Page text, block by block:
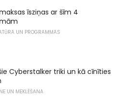
īsziņas ar šīm 4
UN PROGRAMMAS
Cyberstalker triki un kā cīnīties
UN MEKLĒŠANA